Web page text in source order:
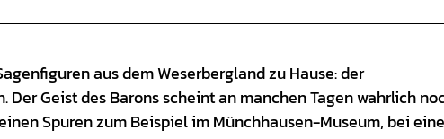
aus dem Weserbergland zu Hause: der
Geist des Barons scheint an manchen Tagen wahrlich
Spuren zum Beispiel im Münchhausen-Museum, bei